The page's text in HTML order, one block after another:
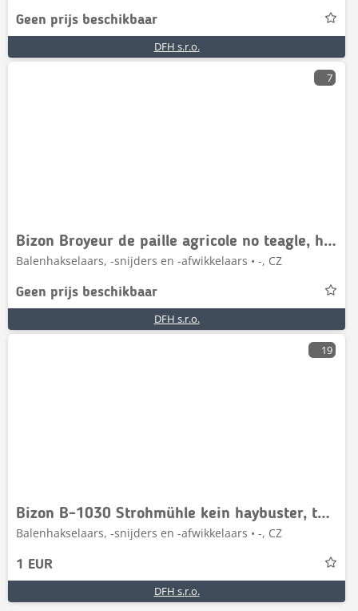
Geen prijs beschikbaar
DFH s.r.o.
7
Bizon Broyeur de paille agricole no teagle, haybuster
Balenhakselaars, -snijders en -afwikkelaars • -, CZ
Geen prijs beschikbaar
DFH s.r.o.
19
Bizon B-1030 Strohmühle kein haybuster, teagle
Balenhakselaars, -snijders en -afwikkelaars • -, CZ
1 EUR
DFH s.r.o.